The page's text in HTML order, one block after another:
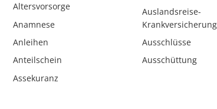
Altersvorsorge
Anamnese
Anleihen
Anteilschein
Assekuranz
Auslandsreise-
Krankversicherung
Ausschlüsse
Ausschüttung